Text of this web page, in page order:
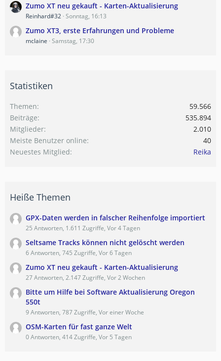
Zumo XT neu gekauft - Karten-Aktualisierung
Reinhard#32 Sonntag, 16:13
Zumo XT3, erste Erfahrungen und Probleme
mclaine Samstag, 17:30
Statistiken
Themen
59.566
Beiträge
535.894
Mitglieder
2.010
Meiste Benutzer online
40
Neuestes Mitglied
Reika
Heiße Themen
GPX-Daten werden in falscher Reihenfolge importiert
25 Antworten, 1.611 Zugriffe, Vor 4 Tagen
Seltsame Tracks können nicht gelöscht werden
6 Antworten, 745 Zugriffe, Vor 6 Tagen
Zumo XT neu gekauft - Karten-Aktualisierung
27 Antworten, 2.147 Zugriffe, Vor 2 Wochen
Bitte um Hilfe bei Software Aktualisierung Oregon
550t
9 Antworten, 787 Zugriffe, Vor einer Woche
OSM-Karten für fast ganze Welt
0 Antworten, 414 Zugriffe, Vor 5 Tagen